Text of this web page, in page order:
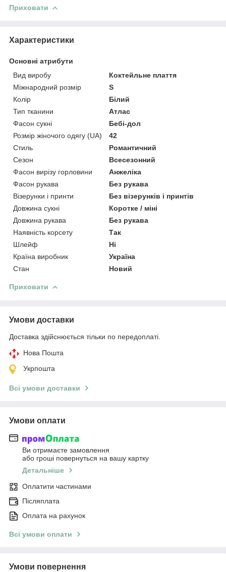
Приховати
Характеристики
Основні атрибути
Вид виробу
Коктейльне плаття
Міжнародний розмір
S
Колір
Білий
Тип тканини
Атлас
Фасон сукні
Бебі-дол
Розмір жіночого одягу (UA)
42
Стиль
Романтичний
Сезон
Всесезонний
Фасон вирізу горловини
Анжеліка
Фасон рукава
Без рукава
Візерунки і принти
Без візерунків і принтів
Довжина сукні
Коротке / міні
Довжина рукава
Без рукава
Наявність корсету
Так
Шлейф
Ні
Країна виробник
Україна
Стан
Новий
Приховати
Умови доставки
Доставка здійснюється тільки по передоплаті.
Нова Пошта
Укрпошта
Всі умови доставки
Умови оплати
Ви отримаєте замовлення
або гроші повернуться на вашу картку
Детальніше
Оплатити частинами
Післяплата
Оплата на рахунок
Всі умови оплати
Умови повернення